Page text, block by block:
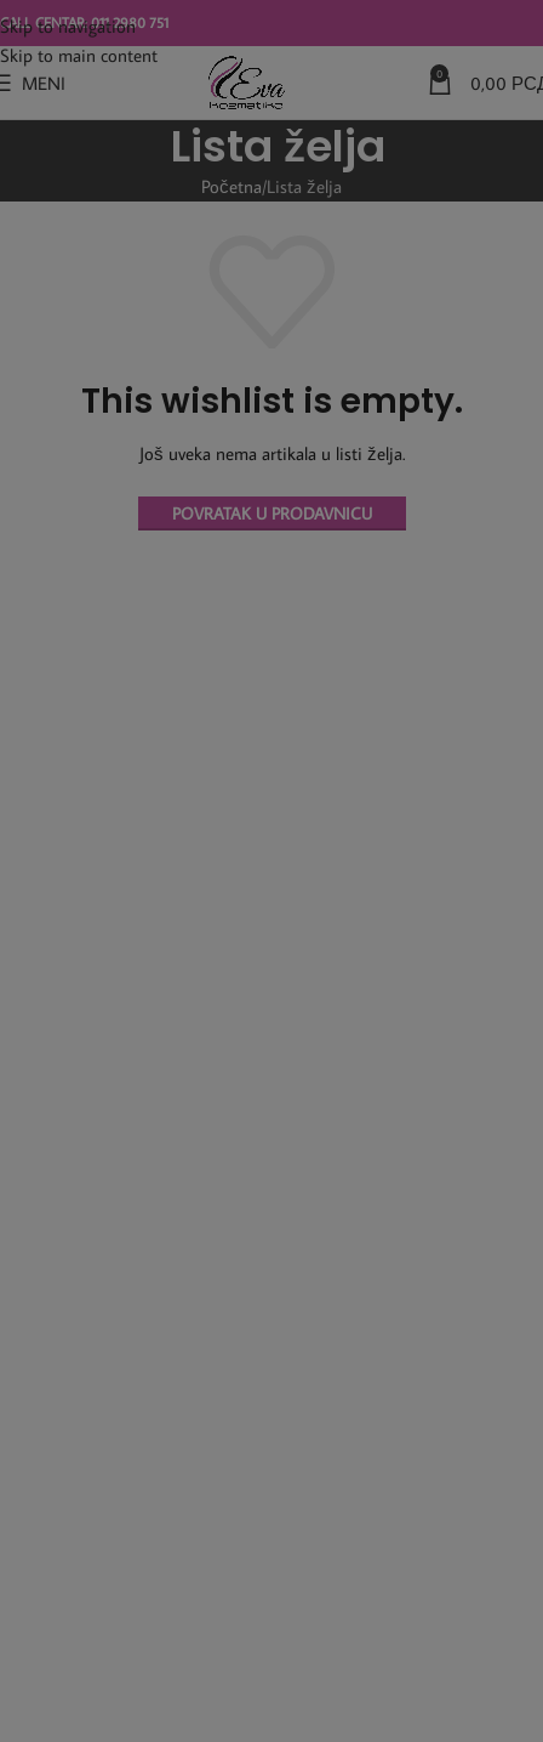
Skip to navigation
Skip to main content
CALL CENTAR: 011 2980 751
MENI 0 0,00
Lista želja
Početna Lista želja
This wishlist is empty.
Još uveka nema artikala u listi želja.
POVRATAK U PRODAVNICU
modal-check